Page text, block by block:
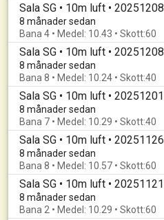
Sala SG • 10m luft • 20251208
8 månader sedan
Bana 4 • Medel: 10.43 • Skott:60
Sala SG • 10m luft • 20251208
8 månader sedan
Bana 8 • Medel: 10.24 • Skott:40
Sala SG • 10m luft • 20251201
8 månader sedan
Bana 7 • Medel: 10.29 • Skott:40
Sala SG • 10m luft • 20251126
8 månader sedan
Bana 8 • Medel: 10.57 • Skott:60
Sala SG • 10m luft • 20251121
8 månader sedan
Bana 2 • Medel: 10.29 • Skott:60